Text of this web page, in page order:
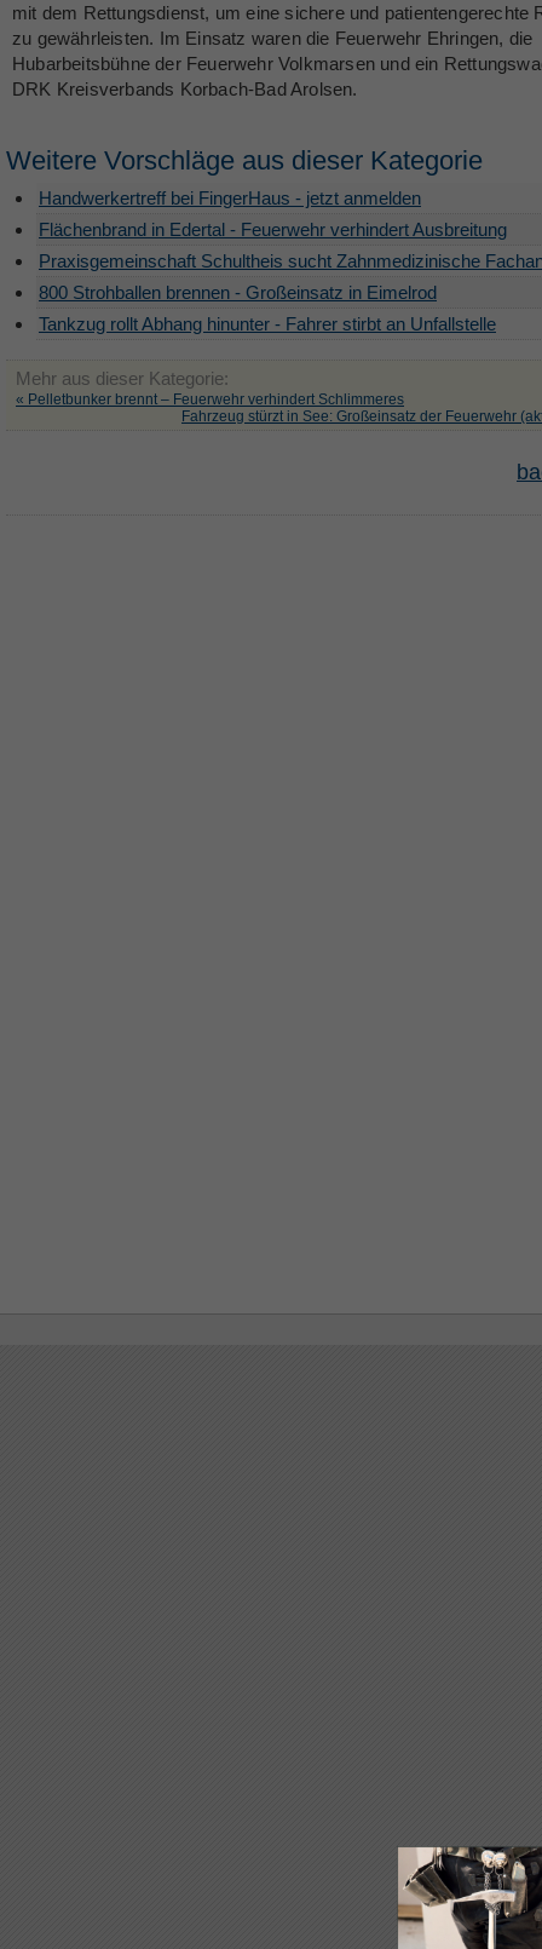
mit dem Rettungsdienst, um eine sichere und patientengerechte
zu gewährleisten. Im Einsatz waren die Feuerwehr Ehringen, die
Hubarbeitsbühne der Feuerwehr Volkmarsen und ein
DRK Kreisverbands Korbach-Bad Arolsen.
Weitere Vorschläge aus dieser Kategorie
Handwerkertreff bei FingerHaus - jetzt anmelden
Flächenbrand in Edertal - Feuerwehr verhindert Ausbreitung
Praxisgemeinschaft Schultheis sucht Zahnmedizinische
800 Strohballen brennen - Großeinsatz in Eimelrod
Tankzug rollt Abhang hinunter - Fahrer stirbt an Unfallstelle
Mehr aus dieser Kategorie:
« Pelletbunker brennt – Feuerwehr verhindert Schlimmeres
Fahrzeug stürzt in See: Großeinsatz der Feuerwehr